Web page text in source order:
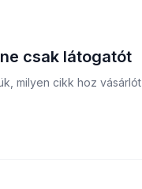
csak látogatót
milyen cikk hoz vásárlót,